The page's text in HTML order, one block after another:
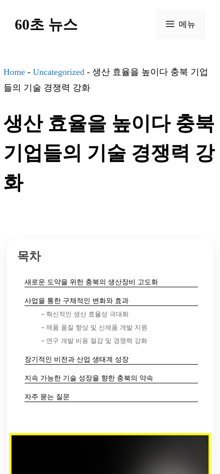
건
너
기
60초 뉴스 메뉴
Home - Uncategorized - 생산 효율을 높이다 충북 기업
들의 기술 경쟁력 강화
생산 효율을 높이다 충북
기업들의 기술 경쟁력 강
화
목차
새로운 도약을 위한 충북의 생산장비 고도화
사업을 통한 구체적인 변화와 효과
– 혁신적인 생산 효율성 극대화
– 제품 품질 향상 및 신제품 개발 지원
– 연구 개발 비용 절감 및 경쟁력 강화
장기적인 비전과 산업 생태계 성장
지속 가능한 기술 성장을 향한 충북의 약속
자주 묻는 질문